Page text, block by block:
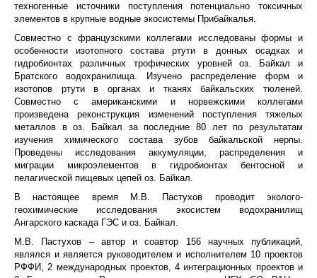
техногенные источники поступления потенциально токсичных
элементов в крупные водные экосистемы Прибайкалья.
Совместно с французскими коллегами исследованы формы и
особенности изотопного состава ртути в донных осадках и
гидробионтах различных трофических уровней оз. Байкал и
Братского водохранилища. Изучено распределение форм и
изотопов ртути в органах и тканях байкальских тюленей.
Совместно с американскими и норвежскими коллегами
произведена реконструкция изменений поступления тяжелых
металлов в оз. Байкал за последние 80 лет по результатам
изучения химического состава зубов байкальской нерпы.
Проведены исследования аккумуляции, распределения и
миграции микроэлементов в гидробионтах бентосной и
пелагической пищевых цепей оз. Байкал.
В настоящее время М.В. Пастухов проводит эколого-
геохимические исследования экосистем водохранилищ
Ангарского каскада ГЭС и оз. Байкал.
М.В. Пастухов – автор и соавтор 156 научных публикаций,
являлся и является руководителем и исполнителем 10 проектов
РФФИ, 2 международных проектов, 4 интеграционных проектов и